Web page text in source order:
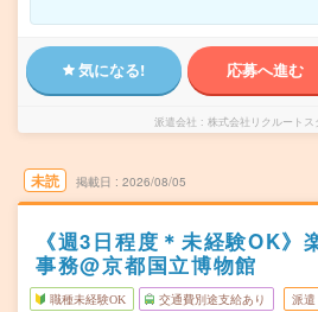
気になる! 応募へ進む
派遣会社 株式会社リクルートス
未読 掲載日 2026/08/05
《週3日程度＊未経験OK》
事務@京都国立博物館
職種未経験OK 交通費別途支給あり 派遣